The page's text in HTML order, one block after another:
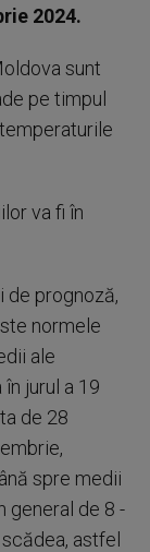
2024.
sunt
pe timpul
va fi în
de prognoză,
normele
ale
jurul a 19
de 28
spre medii
general de 8 -
astfel